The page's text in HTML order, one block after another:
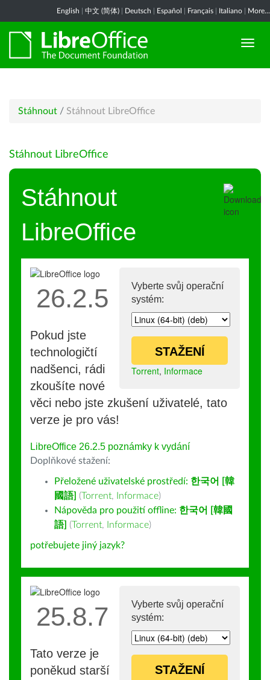
English 中文 (简体) Deutsch Español Français Italiano More...
Stáhnout / Stáhnout LibreOffice
Stáhnout LibreOffice
Stáhnout
LibreOffice
Vyberte svůj operační
systém:
STAŽENÍ
Torrent, Informace
26.2.5
Pokud jste
technologičtí
nadšenci, rádi
zkoušíte nové
věci nebo jste zkušení uživatelé, tato
verze je pro vás!
LibreOffice 26.2.5 poznámky k vydání
Doplňkové stažení:
Přeložené uživatelské prostředí: 한국어 [韓
國語] (Torrent, Informace)
Nápověda pro použití offline: 한국어 [韓國
語] (Torrent, Informace)
potřebujete jiný jazyk?
Vyberte svůj operační
systém:
STAŽENÍ
25.8.7
Tato verze je
poněkud starší